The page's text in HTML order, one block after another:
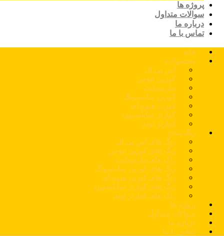
پروژه ها
سوالات متداول
درباره ما
تماس با ما
خانه
محصولات
اس پی ال
کورین نئوجن
مارمونایت
کورین سامسونگ
کورین هیوندای
کوارتز سایلستون
کوارتز توتم
رنگ بندی
رنگ های اس پی ال
رنگ های کورین نئوجن
رنگ های مارمونایت
رنگ های کورین سامسونگ
رنگ های کورین هیوندای
رنگ های کوارتز سایلستون
رنگ های کوارتز توتم
پروژه ها
سوالات متداول
درباره ما
تماس با ما